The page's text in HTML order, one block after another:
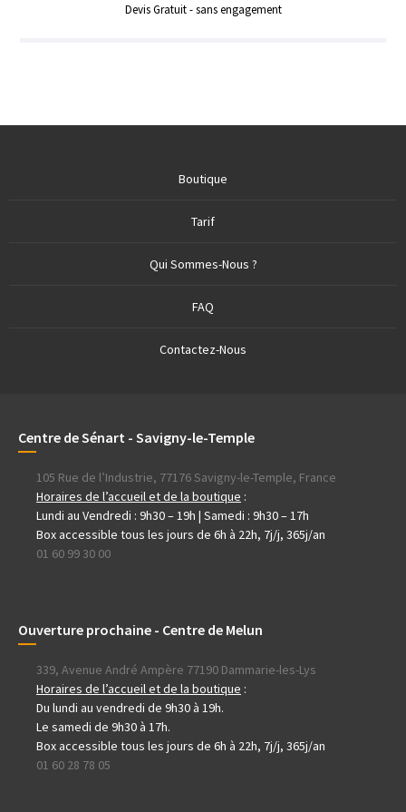
Devis Gratuit - sans engagement
Boutique
Tarif
Qui Sommes-Nous ?
FAQ
Contactez-Nous
Centre de Sénart - Savigny-le-Temple
105 Rue de l’Industrie, 77176 Savigny-le-Temple, France
Horaires de l’accueil et de la boutique :
Lundi au Vendredi : 9h30 – 19h | Samedi : 9h30 – 17h
Box accessible tous les jours de 6h à 22h, 7j/j, 365j/an
01 60 99 30 00
Ouverture prochaine - Centre de Melun
339, Avenue André Ampère 77190 Dammarie-les-Lys
Horaires de l’accueil et de la boutique :
Du lundi au vendredi de 9h30 à 19h.
Le samedi de 9h30 à 17h.
Box accessible tous les jours de 6h à 22h, 7j/j, 365j/an
01 60 28 78 05